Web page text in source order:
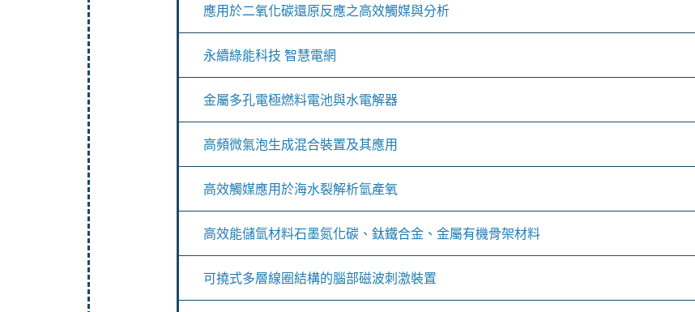
應用於二氧化碳還原反應之高效觸媒與分析
永續綠能科技 智慧電網
金屬多孔電極燃料電池與水電解器
高頻微氣泡生成混合裝置及其應用
高效觸媒應用於海水裂解析氫產氧
高效能儲氫材料石墨氮化碳、鈦鐵合金、金屬有機骨架材料
可撓式多層線圈結構的腦部磁波刺激裝置